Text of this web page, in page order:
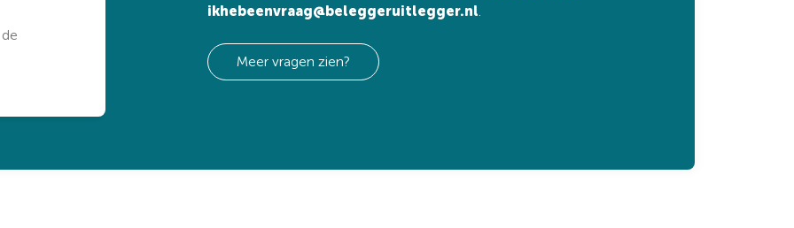
ikhebeenvraag@beleggeruitlegger.nl.
Meer vragen zien?